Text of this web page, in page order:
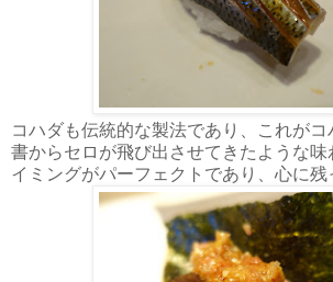
コハダも伝統的な製法であり、これが
書からセロが飛び出させてきたような味
イミングがパーフェクトであり、心に残